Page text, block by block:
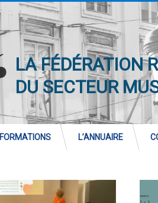
LA FÉDÉRATION
DU SECTEUR
FORMATIONS L’ANNUAIRE